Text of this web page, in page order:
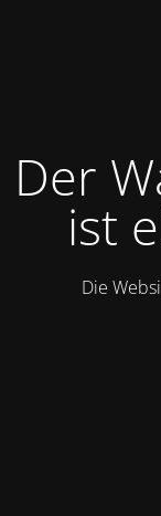
Der
ist
Die